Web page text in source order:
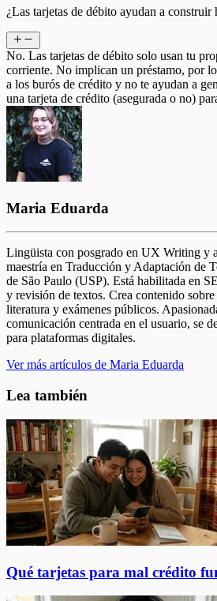
¿Las tarjetas de débito ayudan a
No. Las tarjetas de débito solo usan tu
corriente. No implican un préstamo, por
a los burós de crédito y no te ayudan a
una tarjeta de crédito (asegurada o no)
Maria Eduarda
Lingüista con posgrado en UX Writing y
maestría en Traducción y Adaptación de
de São Paulo (USP). Está habilitada en
y revisión de textos. Crea contenido
literatura y exámenes públicos.
comunicación centrada en el usuario, se
para plataformas digitales.
Ver más artículos de Maria Eduarda
Lea también
Qué tarjetas para mal crédito